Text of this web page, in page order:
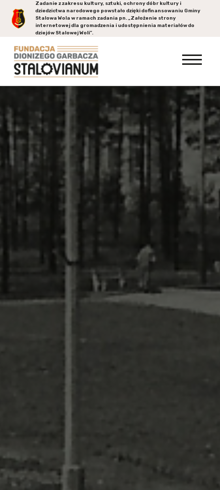
Zadanie z zakresu kultury, sztuki, ochrony dóbr kultury i
dziedzictwa narodowego powstało dzięki dofinansowaniu Gminy
Stalowa Wolaw ramach zadania pn. „Założenie strony
internetowej dla gromadzenia i udostępnienia materiałów do
dziejów Stalowej Woli”.